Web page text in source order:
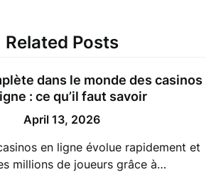
Related Posts
dans le monde des casinos
: ce qu’il faut savoir
April 13, 2026
en ligne évolue rapidement et
millions de joueurs grâce à…